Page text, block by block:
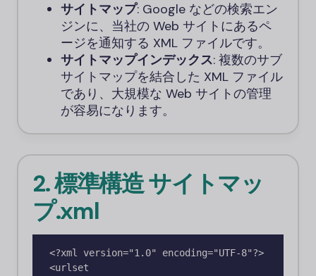
サイトマップ: Google などの検索エン
ジンに、当社の Web サイトにあるペ
ージを通知する XML ファイルです。
サイトマップインデックス: 複数のサブ
サイトマップを結合した XML ファイル
であり、大規模な Web サイトの管理
が容易になります。
2. 標準構造サイトマッ
プ.xml
<?xml version="1.0" encoding="UTF-8"?>
<urlset